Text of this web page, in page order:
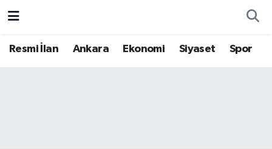
Resmi İlan Ankara Ekonomi Siyaset Spor